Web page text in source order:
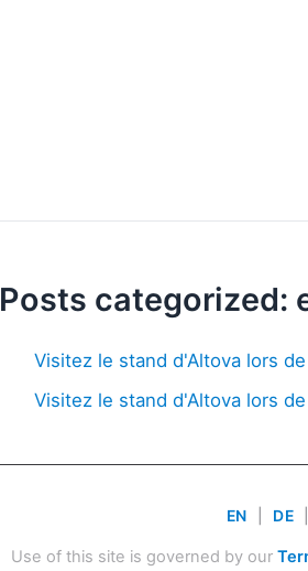
Posts categorized:
Visitez le stand d'Altova lors
Visitez le stand d'Altova lors
EN DE
Use of this site is governed by our